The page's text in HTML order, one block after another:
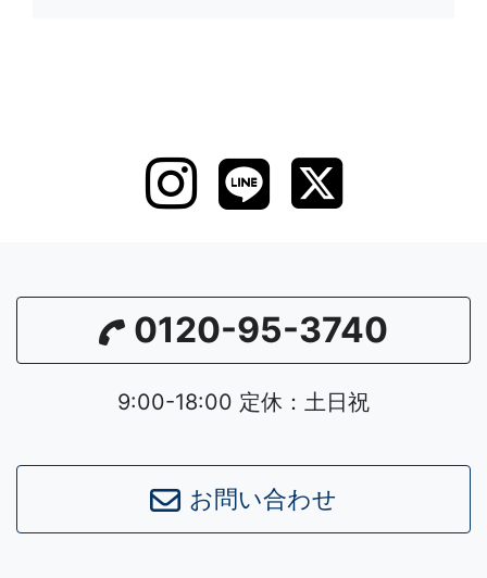
0120-95-3740
9:00-18:00 定休：土日祝
お問い合わせ